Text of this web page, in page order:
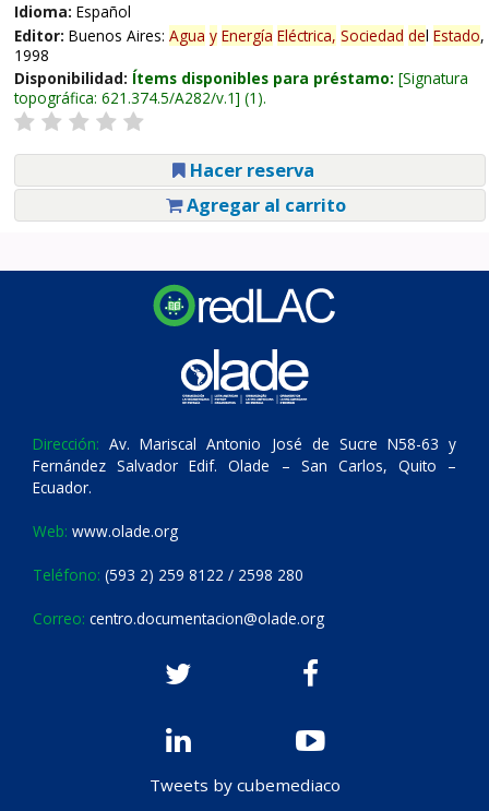
Idioma: Español
Editor: Buenos Aires: Agua y Energía Eléctrica, Sociedad del Estado,
1998
Disponibilidad: Ítems disponibles para préstamo: Signatura
topográfica: 621.374.5/A282/v.1 (1).
Hacer reserva
Agregar al carrito
Dirección: Av. Mariscal Antonio José de Sucre N58-63 y
Fernández Salvador Edif. Olade – San Carlos, Quito –
Ecuador.
Web: www.olade.org
Teléfono: (593 2) 259 8122 / 2598 280
Correo: centro.documentacion@olade.org
Tweets by cubemediaco